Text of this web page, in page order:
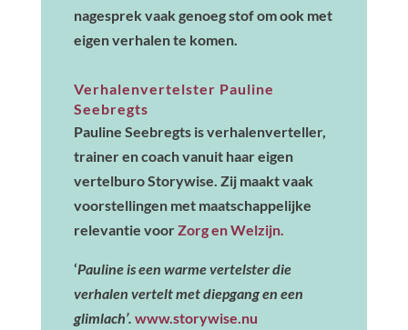
nagesprek vaak genoeg stof om ook met
eigen verhalen te komen.
Verhalenvertelster Pauline
Seebregts
Pauline Seebregts is verhalenverteller,
trainer en coach vanuit haar eigen
vertelburo Storywise. Zij maakt vaak
voorstellingen met maatschappelijke
relevantie voorZorg en Welzijn.
‘Pauline is een warme vertelster die
verhalen vertelt met diepgang en een
glimlach’. www.storywise.nu